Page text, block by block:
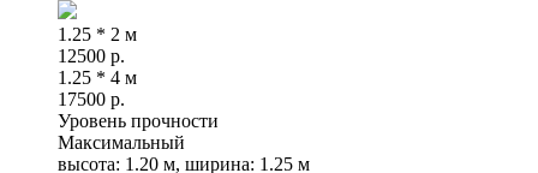
1.25 * 2 м
12500 р.
1.25 * 4 м
17500 р.
Уровень прочности
Максимальный
высота: 1.20 м, ширина: 1.25 м